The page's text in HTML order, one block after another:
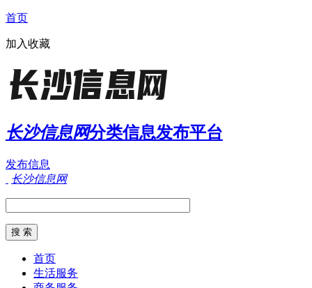
首页
加入收藏
长沙信息网分类信息发布平台
发布信息
长沙信息网
首页
生活服务